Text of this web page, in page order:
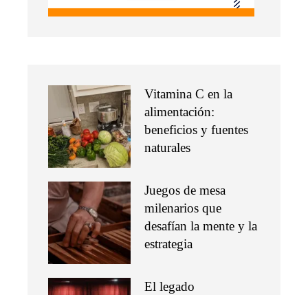
Vitamina C en la
alimentación:
beneficios y fuentes
naturales
Juegos de mesa
milenarios que
desafían la mente y la
estrategia
El legado